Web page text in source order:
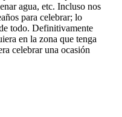
agua, etc. Incluso nos
para celebrar; lo
todo. Definitivamente
en la zona que tenga
celebrar una ocasión